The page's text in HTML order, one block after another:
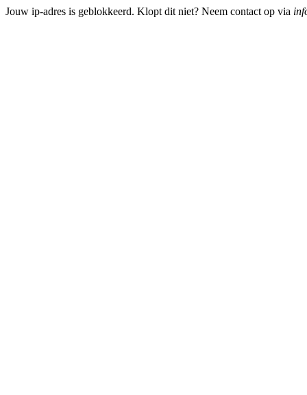
Jouw ip-adres is geblokkeerd. Klopt dit niet? Neem contact op via